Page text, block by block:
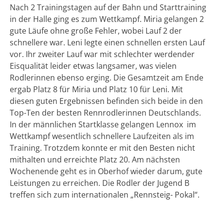
Nach 2 Trainingstagen auf der Bahn und Starttraining
in der Halle ging es zum Wettkampf. Miria gelangen 2
gute Läufe ohne große Fehler, wobei Lauf 2 der
schnellere war. Leni legte einen schnellen ersten Lauf
vor. Ihr zweiter Lauf war mit schlechter werdender
Eisqualität leider etwas langsamer, was vielen
Rodlerinnen ebenso erging. Die Gesamtzeit am Ende
ergab Platz 8 für Miria und Platz 10 für Leni. Mit
diesen guten Ergebnissen befinden sich beide in den
Top-Ten der besten Rennrodlerinnen Deutschlands.
In der männlichen Startklasse gelangen Lennox im
Wettkampf wesentlich schnellere Laufzeiten als im
Training. Trotzdem konnte er mit den Besten nicht
mithalten und erreichte Platz 20. Am nächsten
Wochenende geht es in Oberhof wieder darum, gute
Leistungen zu erreichen. Die Rodler der Jugend B
treffen sich zum internationalen „Rennsteig- Pokal“.